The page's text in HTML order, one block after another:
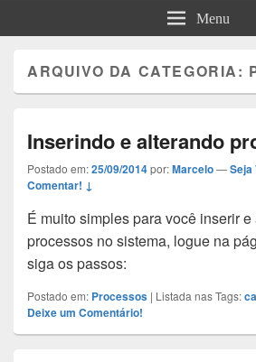
Menu
ARQUIVO DA CATEGORIA:
Inserindo e alterando
Postado em:25/09/2014por:Marcelo—Seja
Comentar! ↓
É muito simples para você inserir e
processos no sistema, logue na
siga os passos:
Postado em: Processos | Listada nas Tags:
Deixe um Comentário!